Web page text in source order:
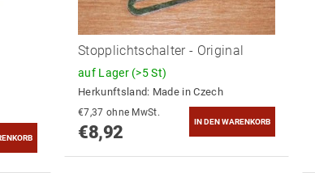
Stopplichtschalter - Original
auf Lager (>5 St)
Herkunftsland: Made in Czech
€7,37 ohne MwSt.
€8,92